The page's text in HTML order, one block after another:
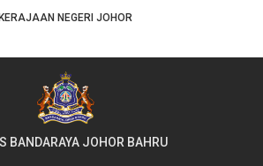
KERAJAAN NEGERI JOHOR
BANDARAYA JOHOR BAHRU